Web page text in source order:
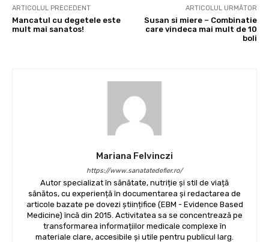
ARTICOLUL PRECEDENT
Mancatul cu degetele este
mult mai sanatos!
ARTICOLUL URMĂTOR
Susan si miere – Combinatie
care vindeca mai mult de 10
boli
Mariana Felvinczi
https://www.sanatatedefier.ro/
Autor specializat în sănătate, nutriție și stil de viață
sănătos, cu experiență în documentarea și redactarea de
articole bazate pe dovezi științifice (EBM - Evidence Based
Medicine) încă din 2015. Activitatea sa se concentrează pe
transformarea informațiilor medicale complexe în
materiale clare, accesibile și utile pentru publicul larg.